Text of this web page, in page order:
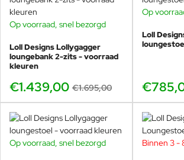
-15%
Op voorraad, snel bezorgd
Loll Designs Lollygagger
loungebank 2-zits - voorraad
kleuren
€1.439,00 €1.695,00
Op
Loll
-15%
Op voorraad, snel bezorgd Binnen 3 -